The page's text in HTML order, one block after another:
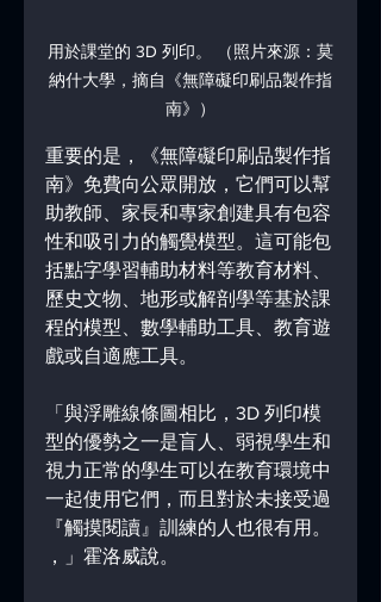
用於課堂的 3D 列印。 （照片來源：莫
納什大學，摘自《無障礙印刷品製作指
南》）
重要的是，《無障礙印刷品製作指
南》免費向公眾開放，它們可以幫
助教師、家長和專家創建具有包容
性和吸引力的觸覺模型。這可能包
括點字學習輔助材料等教育材料、
歷史文物、地形或解剖學等基於課
程的模型、數學輔助工具、教育遊
戲或自適應工具。
「與浮雕線條圖相比，3D 列印模
型的優勢之一是盲人、弱視學生和
視力正常的學生可以在教育環境中
一起使用它們，而且對於未接受過
『觸摸閱讀』訓練的人也很有用。
，」霍洛威說。